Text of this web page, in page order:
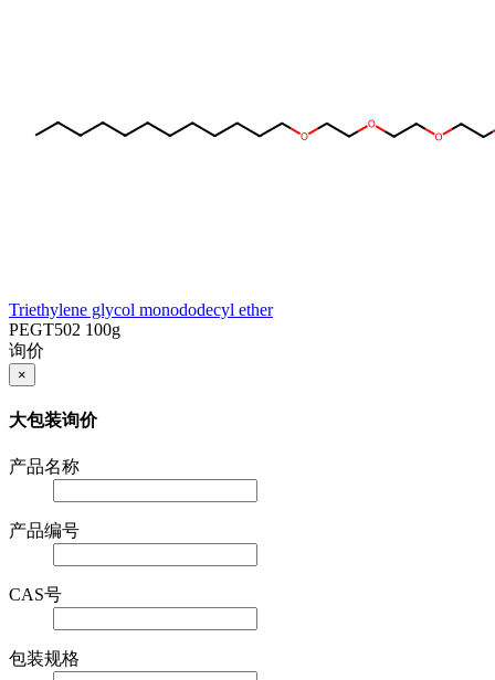
Triethylene glycol monododecyl ether
PEGT502 100g
询价
×
大包装询价
产品名称
产品编号
CAS号
包装规格